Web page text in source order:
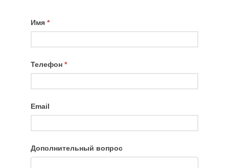
Оформить
заявку
If
are
human,
this
field
blank.
Имя *
Телефон *
Email
Дополнительный вопрос